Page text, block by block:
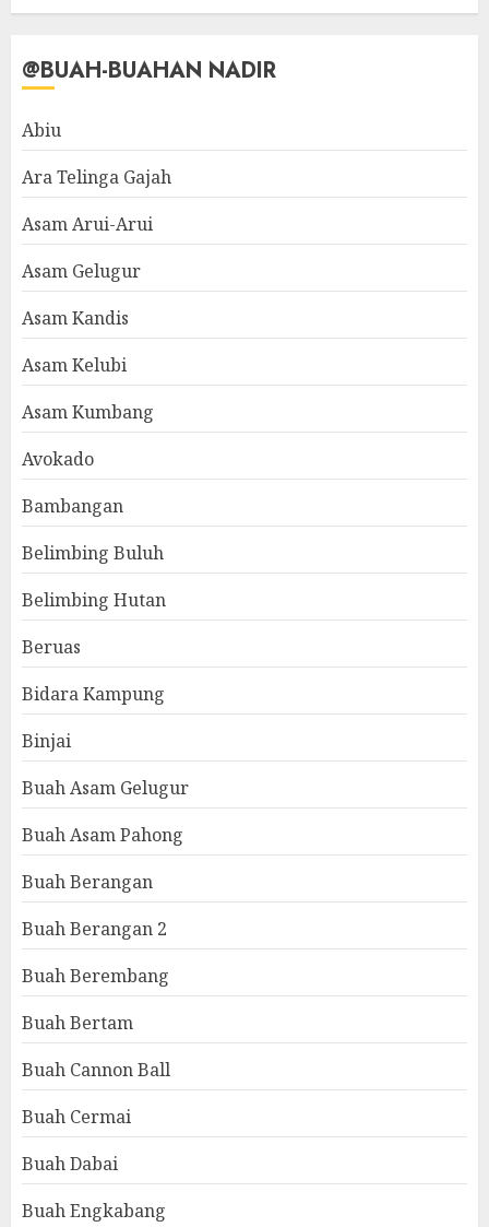
@BUAH-BUAHAN NADIR
Abiu
Ara Telinga Gajah
Asam Arui-Arui
Asam Gelugur
Asam Kandis
Asam Kelubi
Asam Kumbang
Avokado
Bambangan
Belimbing Buluh
Belimbing Hutan
Beruas
Bidara Kampung
Binjai
Buah Asam Gelugur
Buah Asam Pahong
Buah Berangan
Buah Berangan 2
Buah Berembang
Buah Bertam
Buah Cannon Ball
Buah Cermai
Buah Dabai
Buah Engkabang